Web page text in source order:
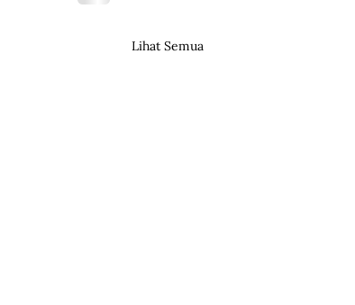
Lihat Semua